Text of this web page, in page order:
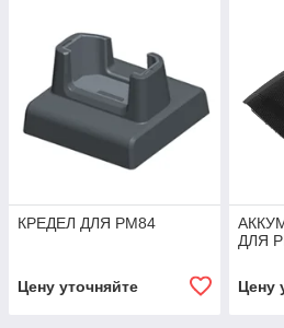
КРЕДЕЛ ДЛЯ PM84
Цену уточняйте
ДЛЯ
Цену